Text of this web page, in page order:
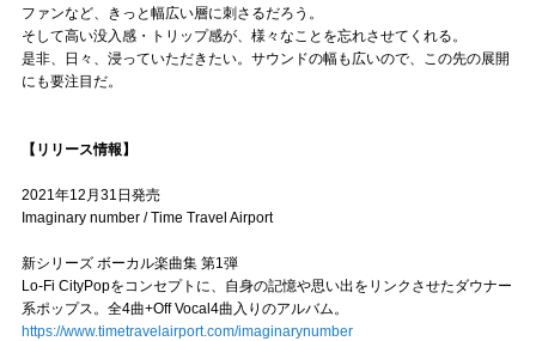
ファンなど、きっと幅広い層に刺さるだろう。
そして高い没入感・トリップ感が、様々なことを忘れさせてくれる。
是非、日々、浸っていただきたい。サウンドの幅も広いので、この先の展開
にも要注目だ。
【リリース情報】
2021年12月31日発売
Imaginary number / Time Travel Airport
新シリーズ ボーカル楽曲集 第1弾
Lo-Fi CityPopをコンセプトに、自身の記憶や思い出をリンクさせたダウナー
系ポップス。全4曲+Off Vocal4曲入りのアルバム。
https://www.timetravelairport.com/imaginarynumber